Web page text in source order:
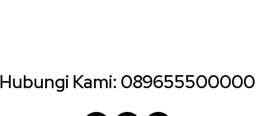
Hubungi Kami: 089655500000